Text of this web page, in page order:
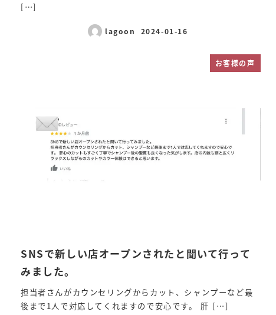
[…]
lagoon
投稿日
2024-01-16
お客様の声
SNSで新しい店オープンされたと聞いて行って
みました。
担当者さんがカウンセリングからカット、シャンプーなど最
後まで1人で対応してくれますので安心です。 肝 […]